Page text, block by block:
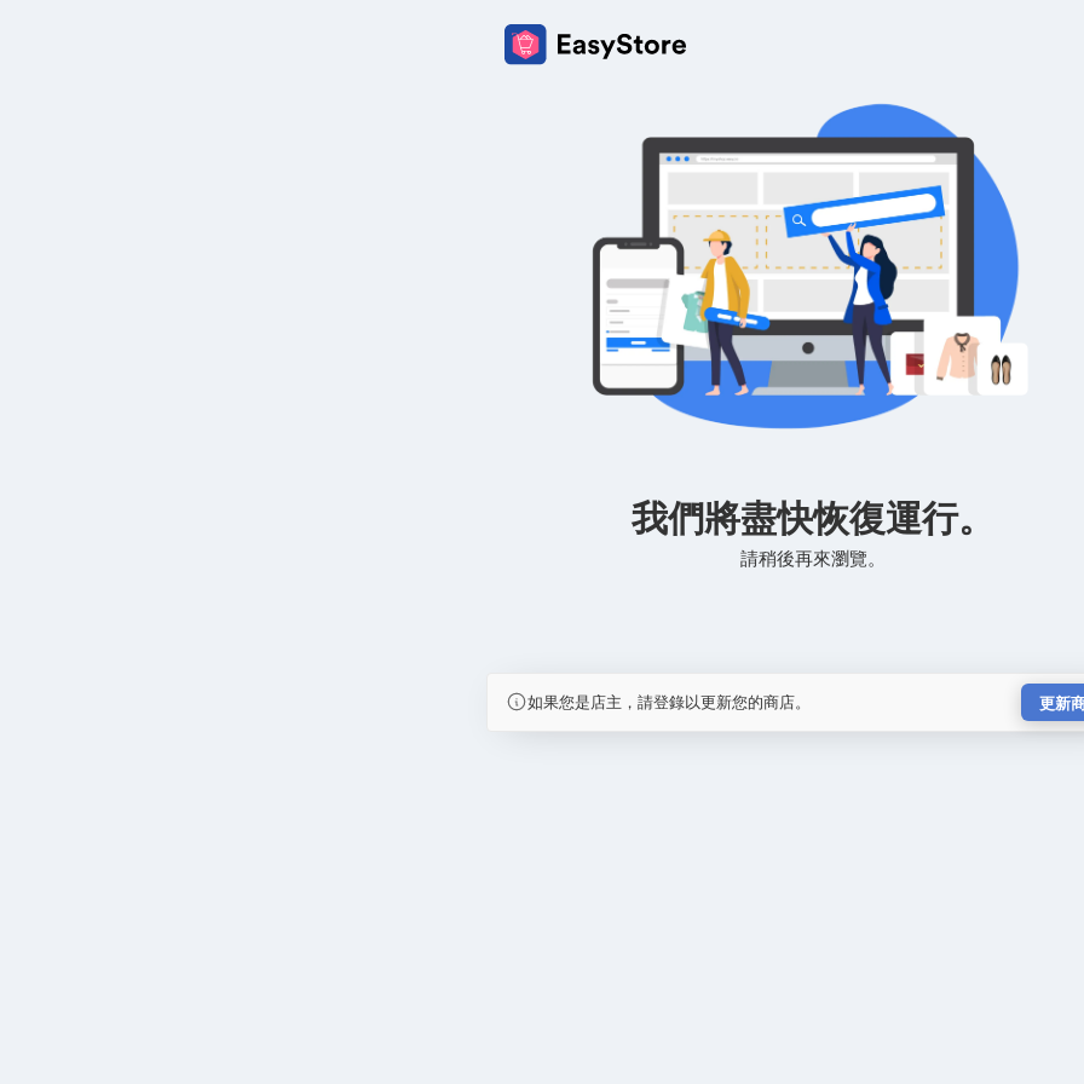
我們將盡快恢復運行。
請稍後再來瀏覽。
如果您是店主，請登錄以更新您的商店。 更新